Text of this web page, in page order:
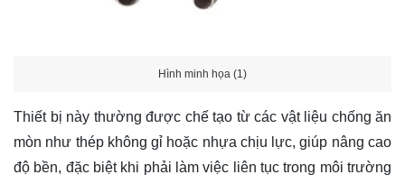
Hình minh họa (1)
Thiết bị này thường được chế tạo từ các vật liệu chống ăn
mòn như thép không gỉ hoặc nhựa chịu lực, giúp nâng cao
độ bền, đặc biệt khi phải làm việc liên tục trong môi trường